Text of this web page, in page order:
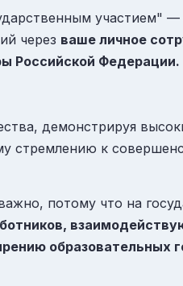
участием" —
через ваше личное
Российской Федерации.​
демонстрируя
стремлению к
потому что на
образовательных